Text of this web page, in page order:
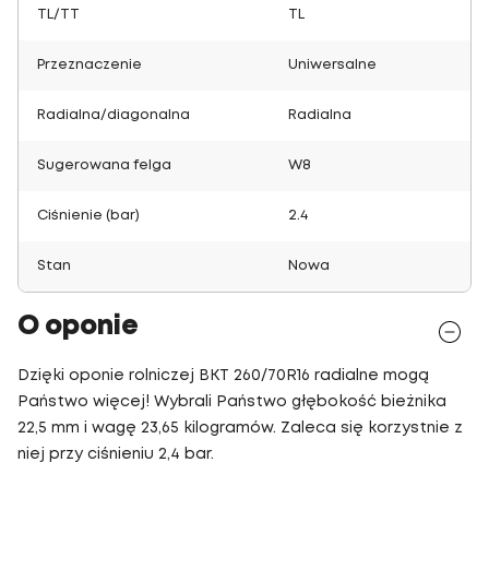
TL/TT
Przeznaczenie Uniwersalne
Radialna/diagonalna Radialna
Sugerowana felga W8
Ciśnienie (bar) 2.4
Stan Nowa
O oponie
Dzięki oponie rolniczej BKT 260/70R16 radialne mogą
Państwo więcej! Wybrali Państwo głębokość bieżnika
22,5 mm i wagę 23,65 kilogramów. Zaleca się korzystnie z
niej przy ciśnieniu 2,4 bar.